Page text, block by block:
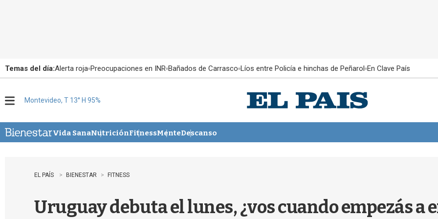
Temas del día:Alerta roja Preocupaciones en INR Bañados de Carrasco Líos entre Policía e hinchas de Peñarol En Clave País
u
Montevideo, T 13° H 95%
Vida SanaNutriciónFitnessMenteDescanso
EL PAÍS BIENESTAR FITNESS
Uruguay debuta el lunes, ¿vos cuando empezás